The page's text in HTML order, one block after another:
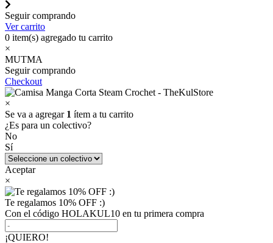
Seguir comprando
Ver carrito
0 item(s) agregado tu carrito
×
MUTMA
Seguir comprando
Checkout
×
Se va a agregar 1 ítem a tu carrito
¿Es para un colectivo?
No
Sí
Aceptar
×
Te regalamos 10% OFF :)
Con el código HOLAKUL10 en tu primera compra
¡QUIERO!